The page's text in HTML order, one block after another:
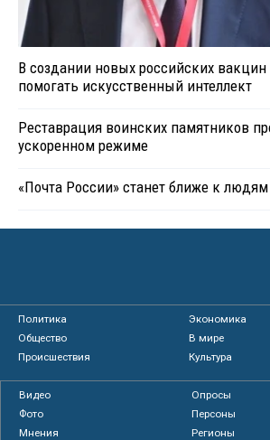
В создании новых российских вакцин
помогать искусственный интеллект
Реставрация воинских памятников
ускоренном режиме
«Почта России» станет ближе к людям
Политика
Экономика
Общество
В мире
Происшествия
Культура
Видео
Опросы
Фото
Персоны
Мнения
Регионы